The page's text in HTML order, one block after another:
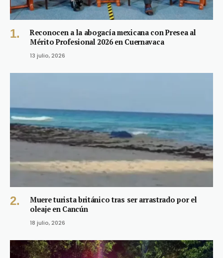
Reconocen a la abogacía mexicana con Presea al
Mérito Profesional 2026 en Cuernavaca
13 julio, 2026
Muere turista británico tras ser arrastrado por el
oleaje en Cancún
18 julio, 2026